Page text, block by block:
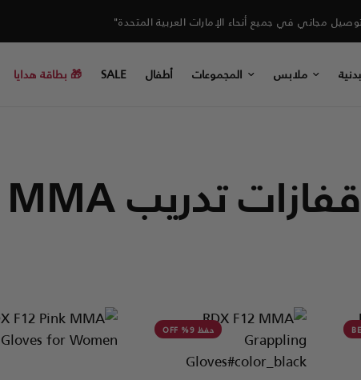
مجاني في جميع أنحاء الإمارات العربية المتحدة"
ملابس المجموعات أطفال SALE 🎁 بطاقة هدايا
قفازات تدريب MMA
حفظ 9% OFF